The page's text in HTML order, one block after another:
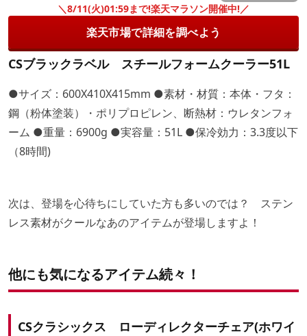
＼8/11(火)01:59まで!楽天マラソン開催中!／
楽天市場で詳細を調べよう
CSブラックラベル スチールフォームクーラー51L
●サイズ：600X410X415mm ●素材・材質：本体・フタ：
鋼（粉体塗装）・ポリプロピレン、断熱材：ウレタンフォ
ーム ●重量：6900g ●実容量：51L ●保冷効力：3.3度以下
（8時間)
次は、登場を心待ちにしていた方も多いのでは？ ステン
レス素材がクールなあのアイテムが登場しますよ！
他にも気になるアイテム続々！
CSクラシックス ローディレクターチェア(ホワイ